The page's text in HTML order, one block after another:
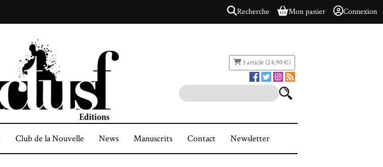
Recherche Mon panier Connexion
1 article (24,90 €)
Club de la Nouvelle News Manuscrits Contact Newsletter